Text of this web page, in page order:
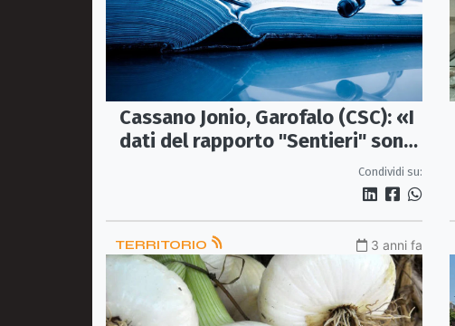
Cassano Jonio, Garofalo (CSC): «I
dati del rapporto "Sentieri" sono
Condividi su:
TERRITORIO 3 anni fa